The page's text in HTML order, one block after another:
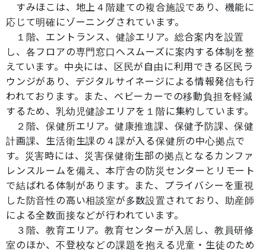
すみほこは、地上４階建ての複合施設であり、機能に
応じて明確にゾーニングされています。
１階、エントランス、健診エリア。総合案内を設置
し、各フロアの専門窓口へスムーズに案内する体制を整
えています。中央には、区民が自由に利用できる区民ラ
ウンジがあり、デジタルサイネージによる情報発信も行
われております。また、ベビーカーでの移動負担を軽減
するため、乳幼児健診エリアを１階に集約しています。
２階、保健所エリア。健康推進課、保健予防課、保健
計画課、生活衛生課の４課が入る保健所の中心拠点で
す。災害時には、災害保健衛生部の拠点となるカンファ
レンスルームを備え、本庁舎の防災センターとリモート
で結ばれる体制があります。また、プライバシーを重視
した防音性の高い相談室が多数設置されており、助産師
による全数面接などが行われています。
３階、教育エリア。教育センターが入居し、教員研修
室のほか、不登校などの課題を抱える児童・生徒のため